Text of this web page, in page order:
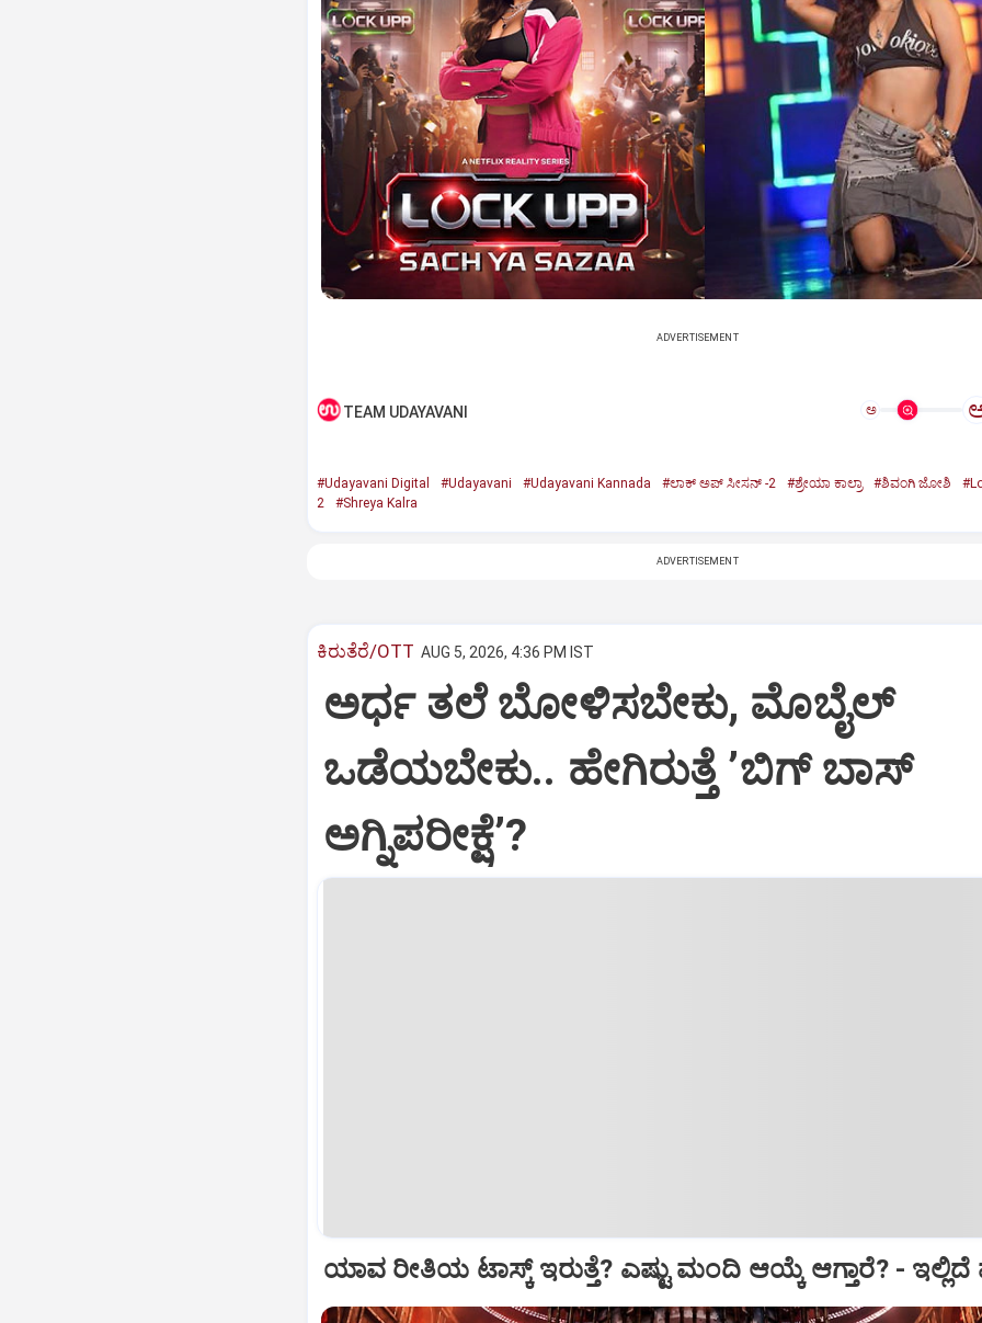
ADVERTISEMENT
TEAM UDAYAVANI ಅ
#Udayavani Digital #Udayavani #Udayavani Kannada #ಲಾಕ್ ಅಪ್ ಸೀಸನ್‌ -2 #ಶ್ರೇಯಾ ಕಾಲ್ರಾ #ಶಿವಂಗಿ ಜೋಶಿ
2
#Shreya Kalra
ADVERTISEMENT
ಕಿರುತೆರೆ/OTT AUG 5, 2026, 4:36 PM IST
ಅರ್ಧ ತಲೆ ಬೋಳಿಸಬೇಕು, ಮೊಬೈಲ್‌
ಒಡೆಯಬೇಕು.. ಹೇಗಿರುತ್ತೆ ‌ʼಬಿಗ್ ಬಾಸ್‌
ಅಗ್ನಿಪರೀಕ್ಷೆʼ?
ಯಾವ ರೀತಿಯ ಟಾಸ್ಕ್‌ ಇರುತ್ತೆ? ಎಷ್ಟು ಮಂದಿ ಆಯ್ಕೆ ಆಗ್ತಾರೆ? -